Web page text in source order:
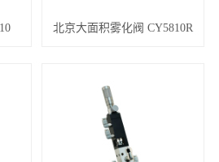
北京大面积雾化阀 CY5810R